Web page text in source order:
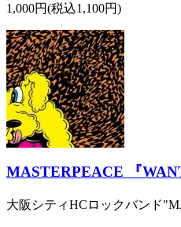
1,000円(税込1,100円)
MASTERPEACE 『
大阪シティHCロックバンド